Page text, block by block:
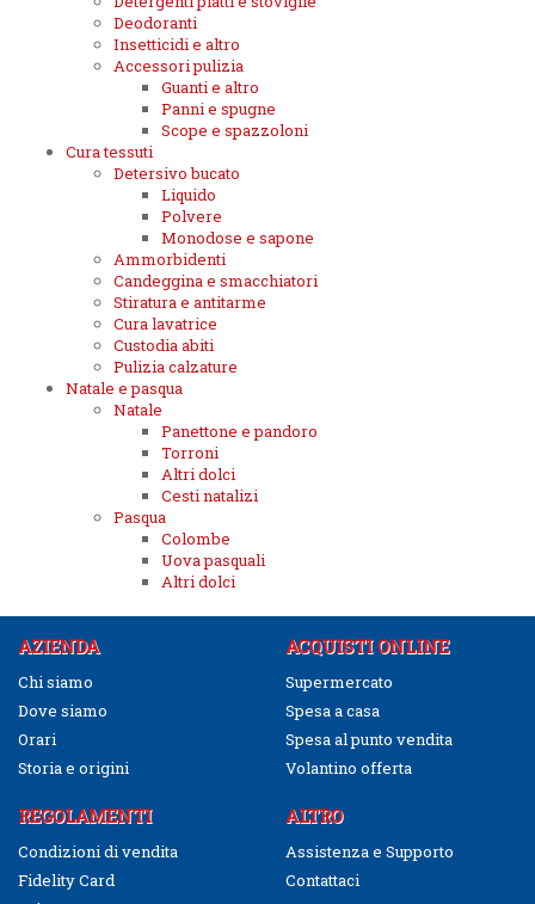
Deodoranti
Insetticidi e altro
Accessori pulizia
Guanti e altro
Panni e spugne
Scope e spazzoloni
Cura tessuti
Detersivo bucato
Liquido
Polvere
Monodose e sapone
Ammorbidenti
Candeggina e smacchiatori
Stiratura e antitarme
Cura lavatrice
Custodia abiti
Pulizia calzature
Natale e pasqua
Natale
Panettone e pandoro
Torroni
Altri dolci
Cesti natalizi
Pasqua
Colombe
Uova pasquali
Altri dolci
AZIENDA
Chi siamo
Dove siamo
Orari
Storia e origini
ACQUISTI ONLINE
Supermercato
Spesa a casa
Spesa al punto vendita
Volantino offerta
REGOLAMENTI
Condizioni di vendita
Fidelity Card
ALTRO
Assistenza e Supporto
Contattaci